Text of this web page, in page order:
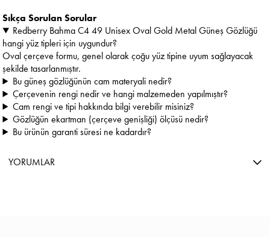
Sıkça Sorulan Sorular
Redberry Bahma C4 49 Unisex Oval Gold Metal Güneş Gözlüğü
hangi yüz tipleri için uygundur?
Oval çerçeve formu, genel olarak çoğu yüz tipine uyum sağlayacak
şekilde tasarlanmıştır.
Bu güneş gözlüğünün cam materyali nedir?
Çerçevenin rengi nedir ve hangi malzemeden yapılmıştır?
Cam rengi ve tipi hakkında bilgi verebilir misiniz?
Gözlüğün ekartman (çerçeve genişliği) ölçüsü nedir?
Bu ürünün garanti süresi ne kadardır?
YORUMLAR